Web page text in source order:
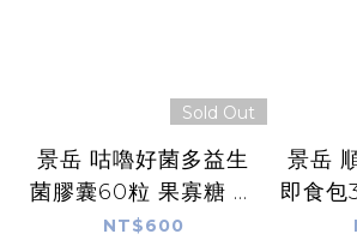
Sold Out
景岳 咕嚕好菌多益生
菌膠囊60粒 果寡糖 膳
食纖維 消化酵素【可
NT$600
景岳
即食包